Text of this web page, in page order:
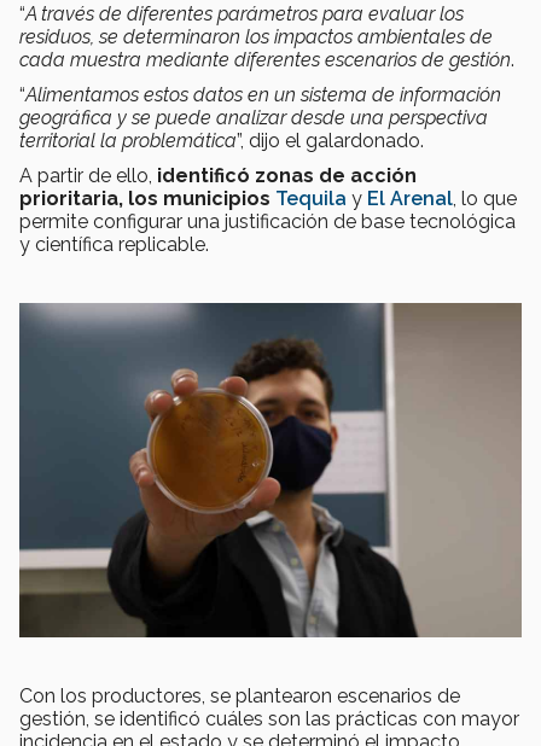
“A través de diferentes parámetros para evaluar los
residuos, se determinaron los impactos ambientales de
cada muestra mediante diferentes escenarios de gestión.
“Alimentamos estos datos en un sistema de información
geográfica y se puede analizar desde una perspectiva
territorial la problemática”, dijo el galardonado.
A partir de ello, identificó zonas de acción
prioritaria, los municipios Tequila y El Arenal, lo que
permite configurar una justificación de base tecnológica
y científica replicable.
Con los productores, se plantearon escenarios de
gestión, se identificó cuáles son las prácticas con mayor